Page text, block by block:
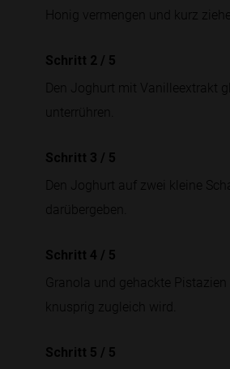
Honig vermengen und kurz
Schritt 2 / 5
Den Joghurt mit Vanilleextrakt
unterrühren.
Schritt 3 / 5
Den Joghurt auf zwei kleine
darübergeben.
Schritt 4 / 5
Granola und gehackte
knusprig zugleich wird.
Schritt 5 / 5